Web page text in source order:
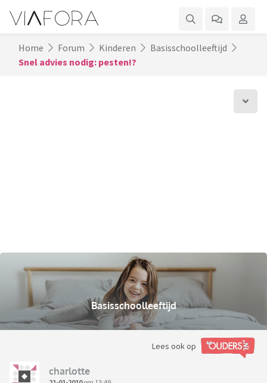
Home Forum Kinderen
Basisschoolleeftijd
Snel advies nodig: pesten!?
Basisschoolleeftijd
Lees ook op
charlotte